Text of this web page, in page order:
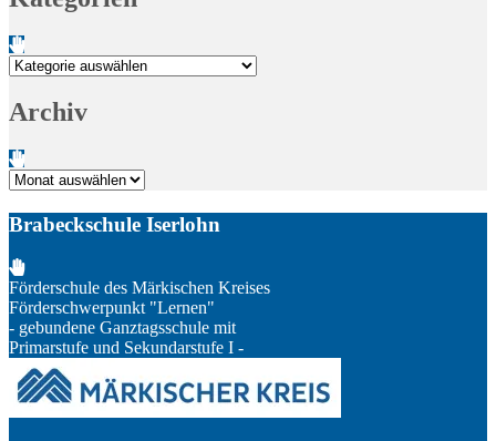
Kategorien
Archiv
Archiv
Brabeckschule Iserlohn
Förderschule des Märkischen Kreises
Förderschwerpunkt "Lernen"
- gebundene Ganztagsschule mit
Primarstufe und Sekundarstufe I -